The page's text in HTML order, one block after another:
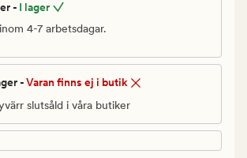
- I lager
4-7 arbetsdagar.
-Varan finns ej i butik
slutsåld i våra butiker